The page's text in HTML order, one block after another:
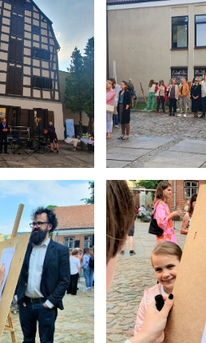
10:50
11:35
11:55
12:40
13:00
13:45
14:00
14:45
14:55
15:40
15:50
16:35
16:45
17:30
17:40
18:25
18:35 19:20
2025 -
2025 -
Veiklos ir
2025 -